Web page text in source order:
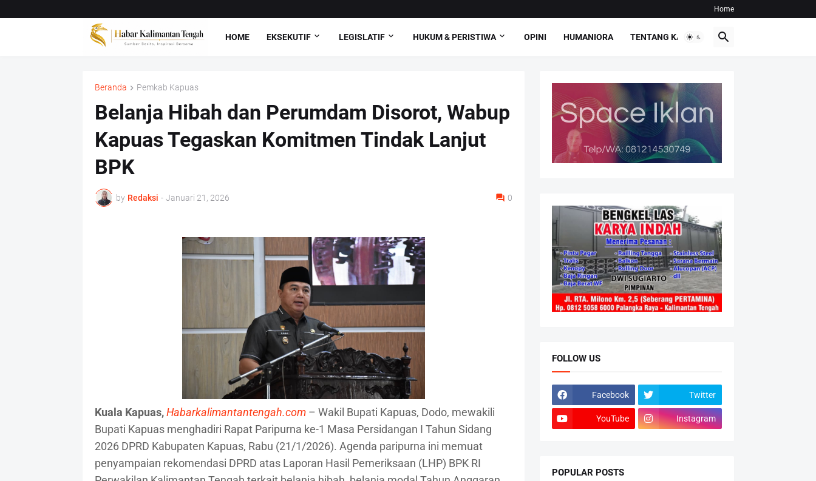
Home
HOME EKSEKUTIF LEGISLATIF HUKUM & PERISTIWA OPINI HUMANIORA TENTANG KAMI
Beranda Pemkab Kapuas
Belanja Hibah dan Perumdam Disorot, Wabup
Kapuas Tegaskan Komitmen Tindak Lanjut
BPK
by Redaksi - Januari 21, 2026 0
Kuala Kapuas, Habarkalimantantengah.com– Wakil Bupati Kapuas, Dodo, mewakili
Bupati Kapuas menghadiri Rapat Paripurna ke-1 Masa Persidangan I Tahun Sidang
2026 DPRD Kabupaten Kapuas, Rabu (21/1/2026). Agenda paripurna ini memuat
penyampaian rekomendasi DPRD atas Laporan Hasil Pemeriksaan (LHP) BPK RI
FOLLOW US
Facebook Twitter
YouTube Instagram
POPULAR POSTS